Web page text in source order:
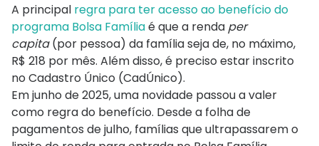
A principal regra para ter acesso ao benefício do
programa Bolsa Famíliaé que a renda per
capita(por pessoa) da família seja de, no máximo,
R$ 218 por mês. Além disso, é preciso estar inscrito
no Cadastro Único (CadÚnico).
Em junho de 2025, uma novidade passou a valer
como regra do benefício. Desde a folha de
pagamentos de julho, famílias que ultrapassarem o